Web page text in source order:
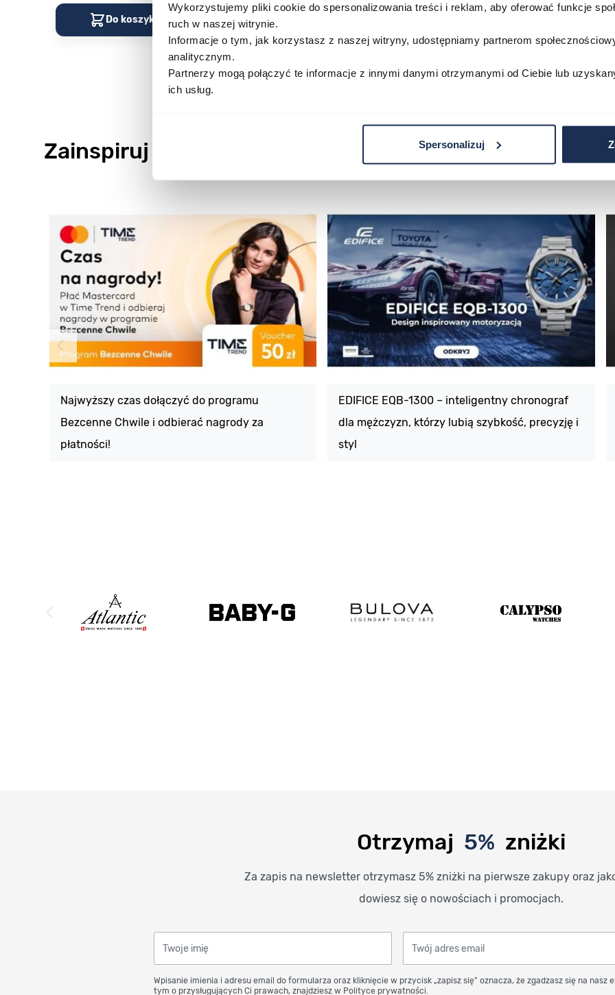
Wykorzystujemy pliki cookie do spersonalizowania treści i reklam, aby oferować funkcje
ruch w naszej witrynie.
Informacje o tym, jak korzystasz z naszej witryny, udostępniamy partnerom
analitycznym.
Partnerzy mogą połączyć te informacje z innymi danymi otrzymanymi od Ciebie lub
ich usług.
Spersonalizuj
Do koszyka Do koszyka
Zainspiruj się
Najwyższy czas dołączyć do programu
Bezcenne Chwile i odbierać nagrody za
płatności!
EDIFICE EQB-1300 – inteligentny chronograf
dla mężczyzn, którzy lubią szybkość, precyzję i
styl
Otrzymaj 5% zniżki
Za zapis na newsletter otrzymasz 5% zniżki na pierwsze zakupy oraz
dowiesz się o nowościach i promocjach.
Wpisanie imienia i adresu email do formularza oraz kliknięcie w przycisk „zapisz się” oznacza, że zgadzasz się na
tym o przysługujących Ci prawach, znajdziesz w Polityce prywatności.